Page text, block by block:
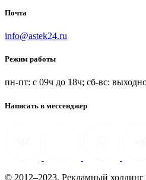
Почта
info@astek24.ru
Режим работы
пн-пт: с 09ч до 18ч; сб-вс:
Написать в мессенджер
© 2012–2023. Рекламный